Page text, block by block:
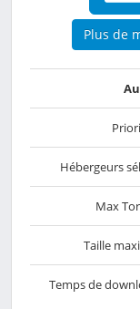
Plus de
Hébergeurs
Max
Taille
Temps de